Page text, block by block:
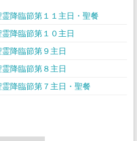
降臨節第１１主日・聖餐
降臨節第１０主日
降臨節第９主日
降臨節第８主日
降臨節第７主日・聖餐